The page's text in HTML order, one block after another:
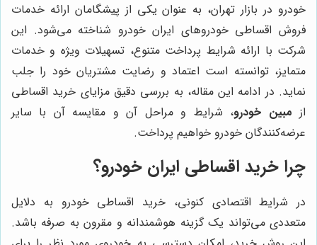
خودرو در بازار تهران، به عنوان یکی از پیشگامان ارائه خدمات
فروش اقساطی خودروهای ایران خودرو شناخته می‌شود. این
شرکت با ارائه شرایط پرداخت متنوع، تسهیلات ویژه و خدمات
متمایز، توانسته است اعتماد و رضایت مشتریان خود را جلب
نماید. در ادامه این مقاله، به بررسی دقیق مزایای خرید اقساطی
از مبین خودرو، شرایط و مراحل آن و مقایسه آن با سایر
عرضه‌کنندگان خودرو خواهیم پرداخت.
چرا خرید اقساطی ایران خودرو؟
در شرایط اقتصادی کنونی، خرید اقساطی خودرو به دلایل
متعددی می‌تواند یک گزینه هوشمندانه و مقرون به صرفه باشد.